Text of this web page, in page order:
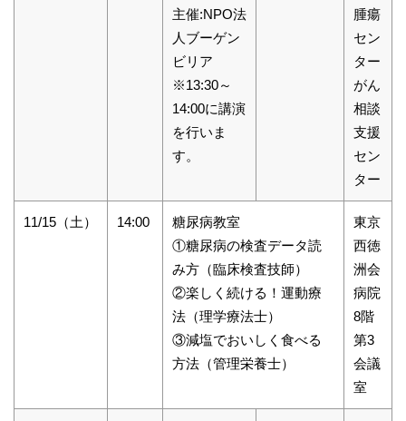
主催:NPO法
人ブーゲン
ビリア
※13:30～
14:00に講演
を行いま
す。
腫瘍
セン
ター
がん
相談
支援
セン
ター
11/15（土） 14:00
糖尿病教室
①糖尿病の検査データ読
み方（臨床検査技師）
②楽しく続ける！運動療
法（理学療法士）
③減塩でおいしく食べる
方法（管理栄養士）
東京
西徳
洲会
病院
8階
第3
会議
室